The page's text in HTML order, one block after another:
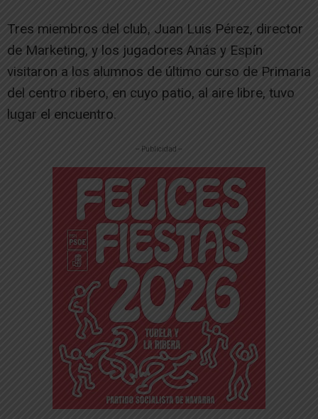
Tres miembros del club, Juan Luis Pérez, director
de Marketing, y los jugadores Anás y Espín
visitaron a los alumnos de último curso de Primaria
del centro ribero, en cuyo patio, al aire libre, tuvo
lugar el encuentro.
-- Publicidad --